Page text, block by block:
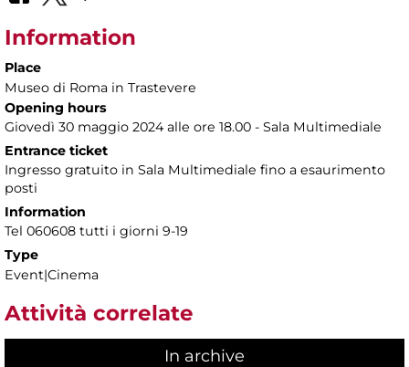
Information
Place
Museo di Roma in Trastevere
Opening hours
Giovedì 30 maggio 2024 alle ore 18.00 - Sala Multimediale
Entrance ticket
Ingresso gratuito in Sala Multimediale fino a esaurimento
posti
Information
Tel 060608 tutti i giorni 9-19
Type
Event|Cinema
Attività correlate
In archive